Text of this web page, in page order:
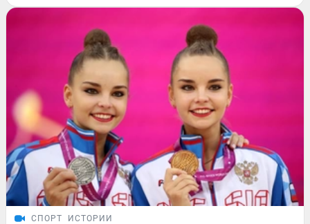
СПОРТ ИСТОРИИ